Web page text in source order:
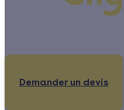
Demander un devis